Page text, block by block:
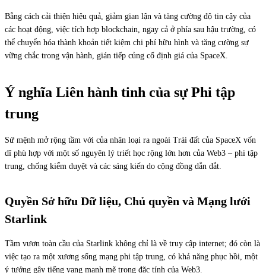
Bằng cách cải thiện hiệu quả, giảm gian lận và tăng cường độ tin cậy của
các hoạt động, việc tích hợp blockchain, ngay cả ở phía sau hậu trường, có
thể chuyển hóa thành khoản tiết kiệm chi phí hữu hình và tăng cường sự
vững chắc trong vận hành, gián tiếp củng cố định giá của SpaceX.
Ý nghĩa Liên hành tinh của sự Phi tập
trung
Sứ mệnh mở rộng tầm với của nhân loại ra ngoài Trái đất của SpaceX vốn
dĩ phù hợp với một số nguyên lý triết học rộng lớn hơn của Web3 – phi tập
trung, chống kiểm duyệt và các sáng kiến do cộng đồng dẫn dắt.
Quyền Sở hữu Dữ liệu, Chủ quyền và Mạng lưới
Starlink
Tầm vươn toàn cầu của Starlink không chỉ là về truy cập internet; đó còn là
việc tạo ra một xương sống mạng phi tập trung, có khả năng phục hồi, một
ý tưởng gây tiếng vang mạnh mẽ trong đặc tính của Web3.